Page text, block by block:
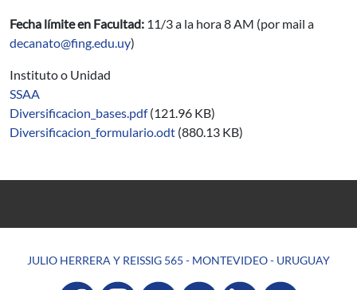
Fecha límite en Facultad: 11/3 a la hora 8 AM (por mail a
decanato@fing.edu.uy)
Instituto o Unidad
SSAA
Diversificacion_bases.pdf (121.96 KB)
Diversificacion_formulario.odt (880.13 KB)
JULIO HERRERA Y REISSIG 565 - MONTEVIDEO - URUGUAY